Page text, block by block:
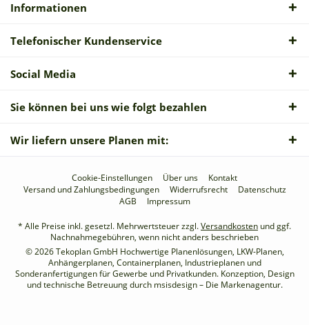
Informationen
Telefonischer Kundenservice
Social Media
Sie können bei uns wie folgt bezahlen
Wir liefern unsere Planen mit:
Cookie-Einstellungen Über uns
Kontakt
Versand und Zahlungsbedingungen
Widerrufsrecht
Datenschutz
AGB
Impressum
* Alle Preise inkl. gesetzl. Mehrwertsteuer zzgl.Versandkosten und ggf.
Nachnahmegebühren, wenn nicht anders beschrieben
© 2026 Tekoplan GmbH Hochwertige Planenlösungen, LKW-Planen,
Anhängerplanen, Containerplanen, Industrieplanen und
Sonderanfertigungen für Gewerbe und Privatkunden. Konzeption, Design
und technische Betreuung durch msisdesign – Die Markenagentur.